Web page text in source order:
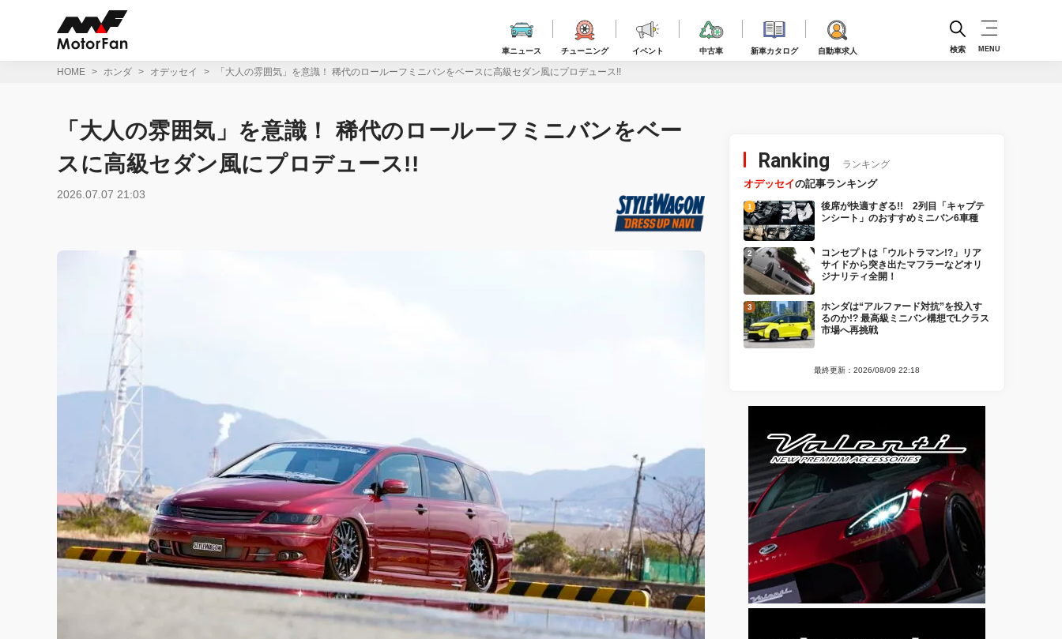
車ニュース チューニング イベント 中古車 新車カタログ 自動車求人 検索 MENU
HOME ホンダ オデッセイ 「大人の雰囲気」を意識！ 稀代のロールーフミニバンをベースに高級セダン風にプロデュース!!
「大人の雰囲気」を意識！ 稀代のロールーフミニバンをベー
スに高級セダン風にプロデュース!!
2026.07.07 21:03
Ranking ランキング
オデッセイの記事ランキング
後席が快適すぎる!! 2列目「キャプテ
ンシート」のおすすめミニバン6車種
コンセプトは「ウルトラマン!?」リア
サイドから突き出たマフラーなどオリ
ジナリティ全開！
ホンダは“アルファード対抗”を投入す
るのか!? 最高級ミニバン構想でLクラス
市場へ再挑戦
最終更新：2026/08/09 22:18